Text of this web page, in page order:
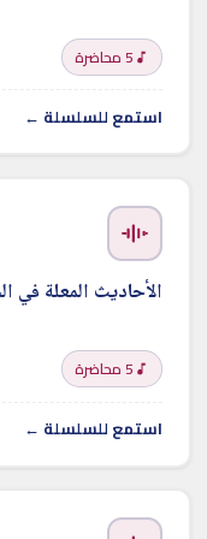
5 محاضرة
استمع للسلسلة ←
الأحاديث المعلة في
5 محاضرة
استمع للسلسلة ←